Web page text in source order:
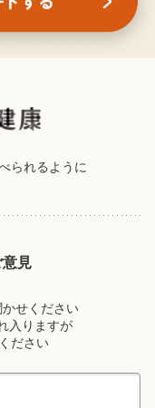
られるように
見
せください
入りますが
ださい